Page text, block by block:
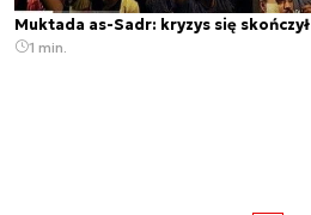
Muktada as-Sadr: kryzys się skończył
1 min.